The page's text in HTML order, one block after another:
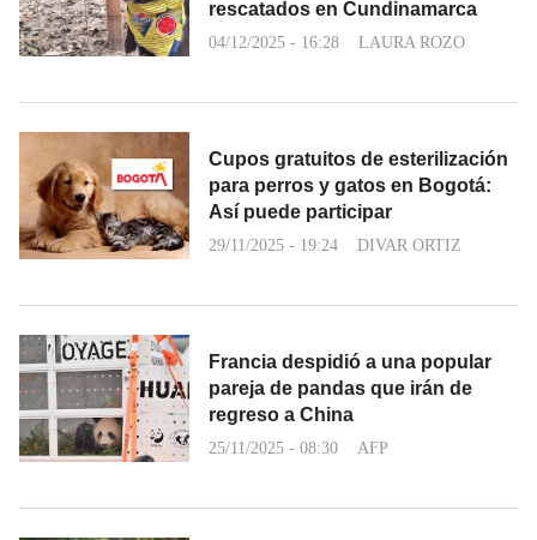
rescatados en Cundinamarca
04/12/2025 - 16:28 LAURA ROZO
Cupos gratuitos de esterilización
para perros y gatos en Bogotá:
Así puede participar
29/11/2025 - 19:24 DIVAR ORTIZ
Francia despidió a una popular
pareja de pandas que irán de
regreso a China
25/11/2025 - 08:30 AFP